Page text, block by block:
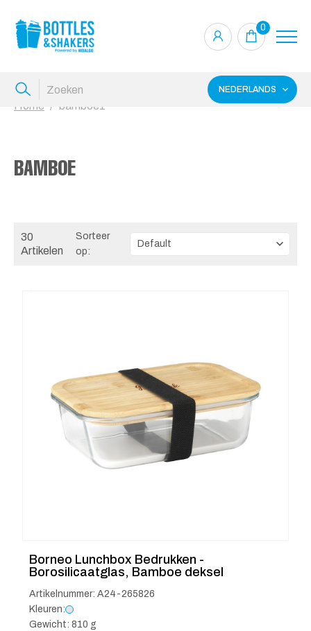
0
NEDERLANDS
Home bamboe1
BAMBOE
30
Artikelen
Sorteer
op:
Borneo Lunchbox Bedrukken -
Borosilicaatglas, Bamboe deksel
Artikelnummer: A24-265826
Kleuren:
Gewicht: 810 g